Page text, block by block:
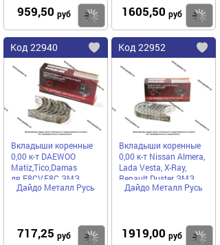
959,50 руб Купить
1605,50 руб
Код 22940
Добавить
избранное
Вкладыши коренные
0,00 к-т DAEWOO
Matiz,Tico,Damas
дв.F8CV,F8C ЗМЗ
Дайдо Металл Русь
717,25 руб Купить
Код 22952
Вкладыши коренные
0,00 к-т Nissan Almera,
Lada Vesta, X-Ray,
Renault Duster ЗМЗ
Дайдо Металл Русь
1919,00 руб